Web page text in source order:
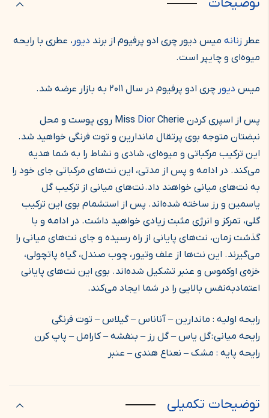
توضیحات
عطر زنانه میس دیور چری ادو پرفیوم از برند دیور ، عطری با رایحه
میوه‌ای و چایپر است.
میس دیور چری ادو پرفیوم در سال ۲۰۱۱ به بازار عرضه شد.
پس از اسپری کردن Miss Dior
Cherie روی پوست و محل
نبضتان متوجه بوی پرتقال ماندارین و توت فرنگی خواهید شد.
این ترکیب مرکباتی و میوه‌ای، شادی و نشاط را به شما هدیه
می‌کند. در ادامه و پس از مدتی، این نت‌های مرکباتی جای خود را
به نت‌های میانی خواهند داد.نت‌های میانی از ترکیب گل
یاسمین و رز ساخته شده‌اند. پس از استشمام بوی این ترکیب
گلی، تمرکز و انرژی مثبت زیادی خواهید داشت. در ادامه و با
گذشت زمان، نت‌های پایانی از راه رسیده و جای نت‌های میانی را
می‌گیرند. این نت‌ها از علف وتیور، چوب صندل، گیاه پاتچولی،
خزه‌ی اوکموس و عنبر تشکیل شده‌اند. بوی این نت‌های پایانی
اعتمادبه‌نفس بالایی را در شما ایجاد می‌کند.
رایحه اولیه : ماندارین – آناناس – گیلاس – توت فرنگی
رایحه میانی : گل یاس – گل رز – بنفشه – کارامل – پاپ کرن
رایحه پایه : مشک – نعناع هندی – عنبر
توضیحات تکمیلی